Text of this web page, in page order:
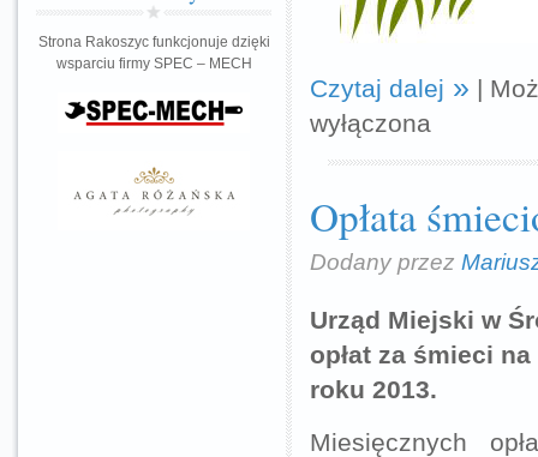
Czytaj dalej |
wyłączona
Opłata
Dodany przez
Urząd Miejski w
opłat za śmieci
roku 2013.
Miesięcznych
Strona Rakoszyc funkcjonuje dzięki
wsparciu firmy SPEC – MECH